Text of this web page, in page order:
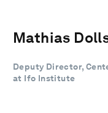
Mathias
Deputy Director,
at Ifo Institute